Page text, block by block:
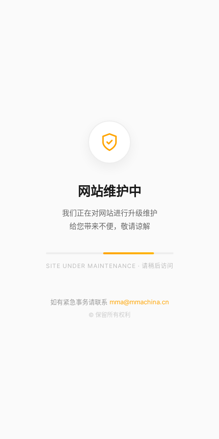
网站维护中
我们正在对网站进行升级维护
给您带来不便，敬请谅解
SITE UNDER MAINTENANCE · 请稍后访问
如有紧急事务请联系 mma@mmachina.cn
© 保留所有权利